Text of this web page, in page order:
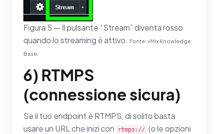
Figura 5 — Il pulsante “Stream” diventa rosso
quando lo streaming è attivo. Fonte: vMix Knowledge
Base.
6) RTMPS
(connessione sicura)
Se il tuo endpoint è RTMPS, di solito basta
usare un URL che inizi con
rtmps:// (o le opzioni